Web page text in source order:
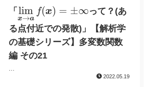
「 lim
x→a
f(x) = ±∞
limx →af ± ∞ って？(あ
る点付近での発散)」【解析学
の基礎シリーズ】多変数関数
編 その21
...
2022.05.19